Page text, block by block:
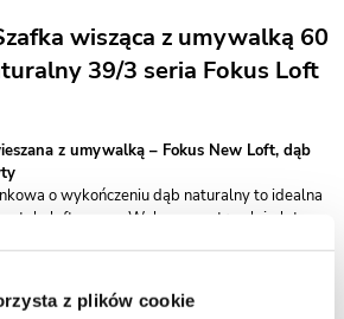
z plików cookie
wisząca z umywalką 60
39/3 seria Fokus Loft
z umywalką – Fokus New Loft, dąb
o wykończeniu dąb naturalny to idealna
stylu loftowego. Wykonana z trwałej płyty